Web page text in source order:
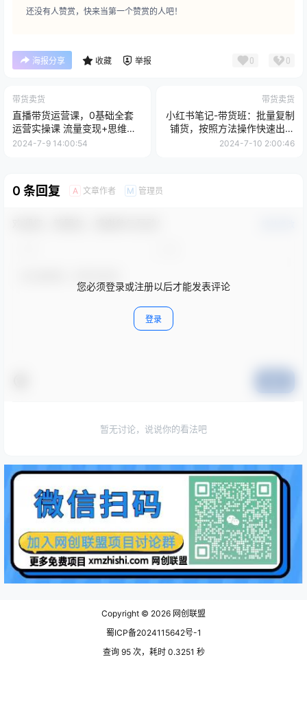
还没有人赞赏，快来当第一个赞赏的人吧！
海报分享 收藏 举报 0 0
带货卖货
直播带货运营课，0基础全套
运营实操课 流量变现+思维模
型+多案例呈现-34节
2024-7-9 14:00:54
带货卖货
小红书笔记-带货班：批量复制
铺货，按照方法操作快速出单
(更新24年7月
2024-7-10 2:00:46
0 条回复 A 文章作者 M 管理员
您必须登录或注册以后才能发表评论
登录
暂无讨论，说说你的看法吧
Copyright © 2026 网创联盟
蜀ICP备2024115642号-1
查询 95 次，耗时 0.3251 秒